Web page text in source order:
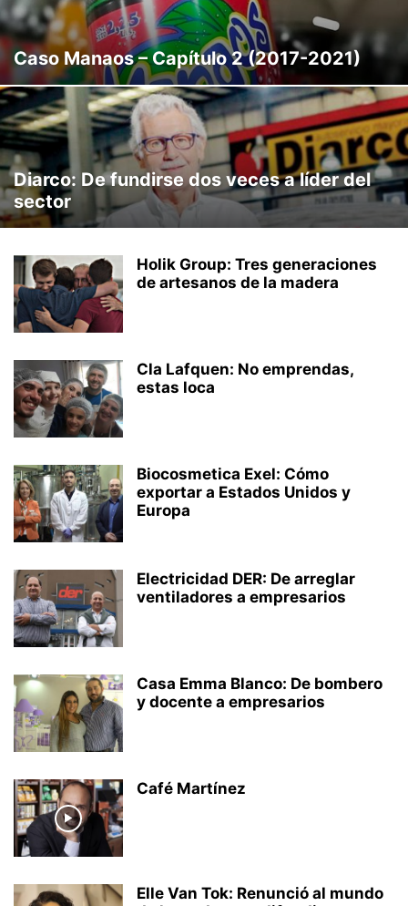
ULTIMO PROGRAMA VENTAS IMPOSIBLES
Caso Manaos – Capítulo 2 (2017-2021)
Diarco: De fundirse dos veces a líder del
sector
Holik Group: Tres generaciones
de artesanos de la madera
Cla Lafquen: No emprendas,
estas loca
Biocosmetica Exel: Cómo
exportar a Estados Unidos y
Europa
Electricidad DER: De arreglar
ventiladores a empresarios
Casa Emma Blanco: De bombero
y docente a empresarios
Café Martínez
Elle Van Tok: Renunció al mundo